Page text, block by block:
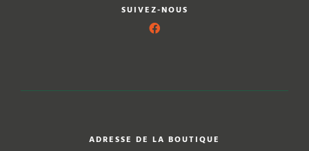
SUIVEZ-NOUS
ADRESSE DE LA BOUTIQUE